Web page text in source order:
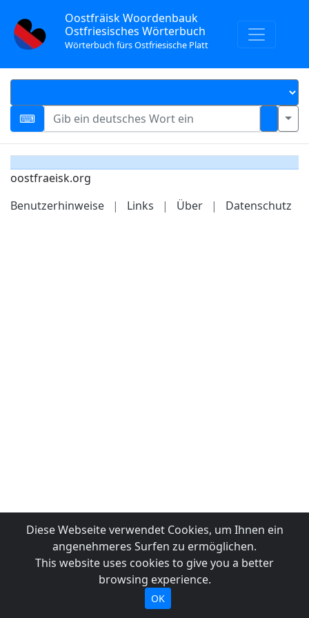
Oostfräisk Woordenbauk
Ostfriesisches Wörterbuch
Wörterbuch fürs Ostfriesische Platt
oostfraeisk.org
Benutzerhinweise
| Links | Über | Datenschutz
Diese Webseite verwendet Cookies, um Ihnen ein
angenehmeres Surfen zu ermöglichen.
This website uses cookies to give you a better
browsing experience.
OK